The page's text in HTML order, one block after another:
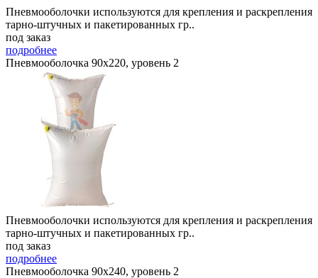
Пневмооболочки используются для крепления и раскрепления
тарно-штучных и пакетированных гр..
под заказ
подробнее
Пневмооболочка 90х220, уровень 2
Пневмооболочки используются для крепления и раскрепления
тарно-штучных и пакетированных гр..
под заказ
подробнее
Пневмооболочка 90х240, уровень 2